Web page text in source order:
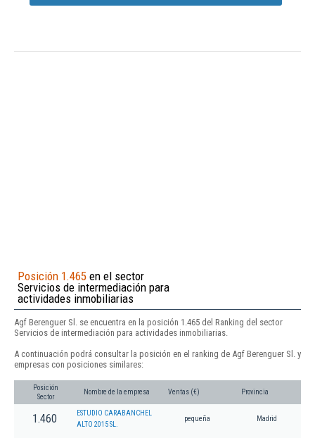
Posición 1.465 en el sector
Servicios de intermediación para
actividades inmobiliarias
Agf Berenguer Sl. se encuentra en la posición 1.465 del Ranking del sector
Servicios de intermediación para actividades inmobiliarias.
A continuación podrá consultar la posición en el ranking de Agf Berenguer Sl. y
empresas con posiciones similares:
Posición
Sector
Nombre de la empresa Ventas (€) Provincia
1.460
ESTUDIO CARABANCHEL
ALTO 2015 SL.
pequeña Madrid